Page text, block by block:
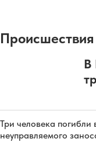
Происшествия
В
Три человека
неуправляемого